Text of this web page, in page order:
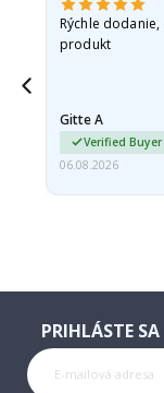
Rýchle
produkt
Gitte A
Verified Buyer
06.08.2026
PRIHLÁSTE